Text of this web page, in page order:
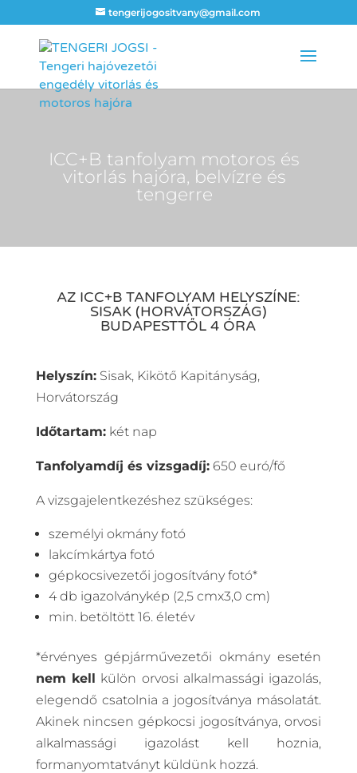
tengerijogositvany@gmail.com
ICC+B tanfolyam motoros és
vitorlás hajóra, belvízre és
tengerre
AZ ICC+B TANFOLYAM HELYSZÍNE:
SISAK (HORVÁTORSZÁG)
BUDAPESTTŐL 4 ÓRA
Helyszín:Sisak, Kikötő Kapitányság,
Horvátország
Időtartam:két nap
Tanfolyamdíj és vizsgadíj:650 euró/fő
A vizsgajelentkezéshez szükséges:
személyi okmány fotó
lakcímkártya fotó
gépkocsivezetői jogosítvány fotó*
4 db igazolványkép (2,5 cmx3,0 cm)
min. betöltött 16. életév
*érvényes gépjárművezetői okmány esetén
nem kell külön orvosi alkalmassági igazolás,
elegendő csatolnia a jogosítványa másolatát.
Akinek nincsen gépkocsi jogosítványa, orvosi
alkalmassági igazolást kell hoznia,
formanyomtatványt küldünk hozzá.